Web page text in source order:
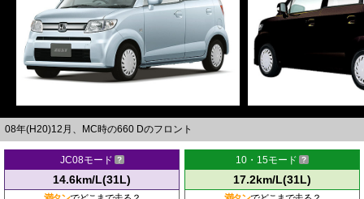
08年(H20)12月、MC時の660 Dのフロント
JC08モード
14.6km/L(31L)
10・15モード
17.2km/L(31L)